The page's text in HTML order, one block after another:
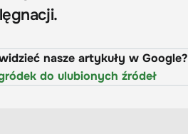
nasze artykuły w Google?
do ulubionych źródeł